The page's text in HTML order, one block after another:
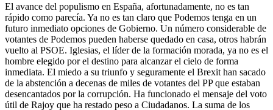
El avance del populismo en España, afortunadamente, no es tan
rápido como parecía. Ya no es tan claro que Podemos tenga en un
futuro inmediato opciones de Gobierno. Un número considerable de
votantes de Podemos pueden haberse quedado en casa, otros habrán
vuelto al PSOE. Iglesias, el líder de la formación morada, ya no es el
hombre elegido por el destino para alcanzar el cielo de forma
inmediata. El miedo a su triunfo y seguramente el Brexit han sacado
de la abstención a decenas de miles de votantes del PP que estaban
desencantados por la corrupción. Ha funcionado el mensaje del voto
útil de Rajoy que ha restado peso a Ciudadanos. La suma de los